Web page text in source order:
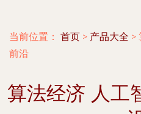
当前位置： 首页 > 产品大全 >
前沿
算法经济 人工